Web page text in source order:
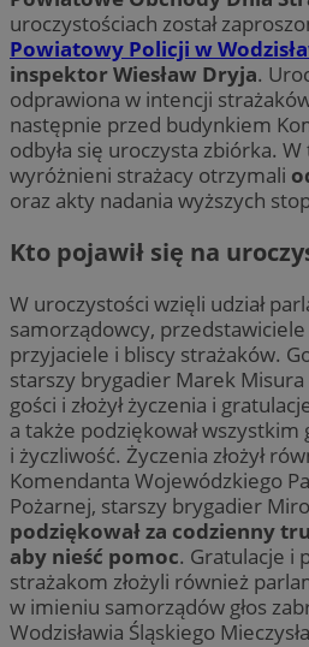
uroczystościach został
Powiatowy Policji w
inspektor Wiesław Dryja.
odprawiona w intencji
następnie przed budynkiem
odbyła się uroczysta zbiórka.
wyróżnieni strażacy otrzymali
oraz akty nadania wyższych
Kto pojawił się na
W uroczystości wzięli udział
samorządowcy,
przyjaciele i bliscy strażaków.
starszy brygadier Marek Misura
gości i złożył życzenia i
a także podziękował
i życzliwość. Życzenia złożył
Komendanta Wojewódzkiego
Pożarnej, starszy brygadier
podziękował za codzienny
aby nieść pomoc. Gratulacje i
strażakom złożyli również
w imieniu samorządów głos
Wodzisławia Śląskiego